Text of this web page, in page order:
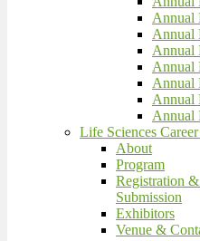
Annual
Annual
Annual
Annual
Annual
Annual
Annual
Life Sciences
About
Program
Registration
Submission
Exhibitors
Venue &